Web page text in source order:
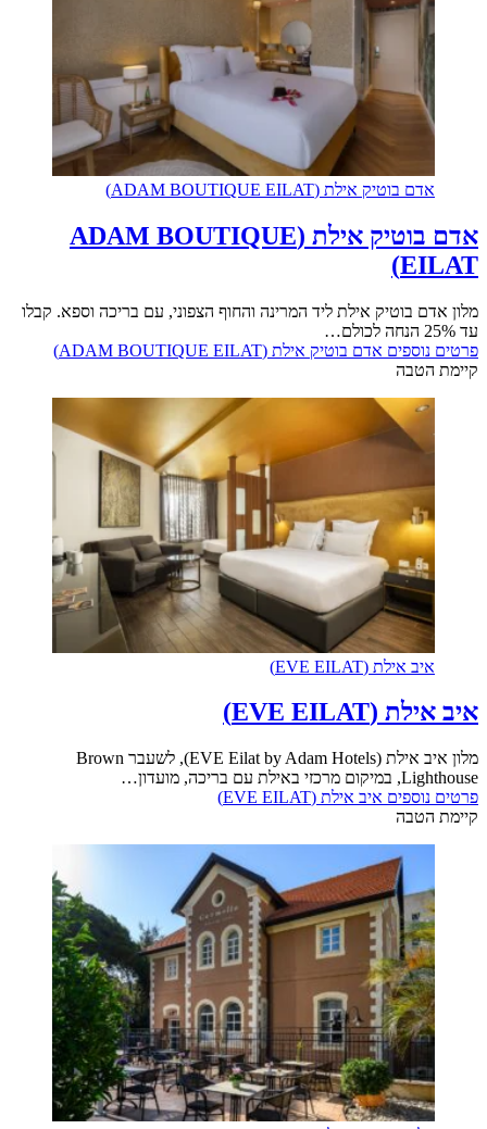
אדם בוטיק אילת (ADAM BOUTIQUE EILAT)
אדם בוטיק אילת (ADAM BOUTIQUE
EILAT)
מלון אדם בוטיק אילת ליד המרינה והחוף הצפוני, עם בריכה וספא. קבלו
עד 25% הנחה לכולם…
פרטים נוספים אדם בוטיק אילת (ADAM BOUTIQUE EILAT)
קיימת הטבה
איב אילת (EVE EILAT)
איב אילת (EVE EILAT)
מלון איב אילת (EVE Eilat by Adam Hotels), לשעבר Brown
Lighthouse, במיקום מרכזי באילת עם בריכה, מועדון…
פרטים נוספים איב אילת (EVE EILAT)
קיימת הטבה